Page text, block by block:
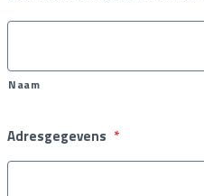
Naam
Adresgegevens *